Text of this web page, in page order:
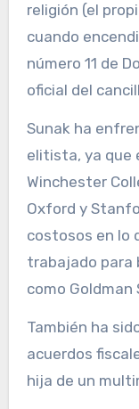
religión (el
cuando
número 11 de
oficial del
Sunak ha
elitista, ya que
Winchester
Oxford y
costosos en lo
trabajado para
como Goldman
También ha
acuerdos
hija de un